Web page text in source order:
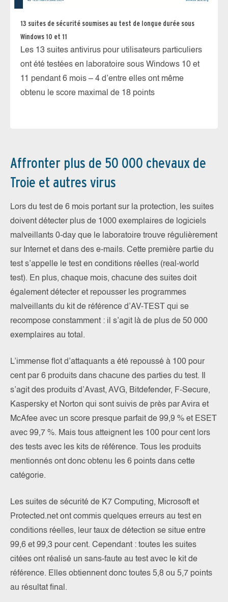
13 suites de sécurité soumises au test de longue durée sous
Windows 10 et 11
Les 13 suites antivirus pour utilisateurs particuliers
ont été testées en laboratoire sous Windows 10 et
11 pendant 6 mois – 4 d’entre elles ont même
obtenu le score maximal de 18 points
Affronter plus de 50 000 chevaux de
Troie et autres virus
Lors du test de 6 mois portant sur la protection, les suites
doivent détecter plus de 1000 exemplaires de logiciels
malveillants 0-day que le laboratoire trouve régulièrement
sur Internet et dans des e-mails. Cette première partie du
test s’appelle le test en conditions réelles (real-world
test). En plus, chaque mois, chacune des suites doit
également détecter et repousser les programmes
malveillants du kit de référence d’AV-TEST qui se
recompose constamment : il s’agit là de plus de 50 000
exemplaires au total.
L’immense flot d’attaquants a été repoussé à 100 pour
cent par 6 produits dans chacune des parties du test. Il
s’agit des produits d’Avast, AVG, Bitdefender, F-Secure,
Kaspersky et Norton qui sont suivis de près par Avira et
McAfee avec un score presque parfait de 99,9 % et ESET
avec 99,7 %. Mais tous atteignent les 100 pour cent lors
des tests avec les kits de référence. Tous les produits
mentionnés ont donc obtenu les 6 points dans cette
catégorie.
Les suites de sécurité de K7 Computing, Microsoft et
Protected.net ont commis quelques erreurs au test en
conditions réelles, leur taux de détection se situe entre
99,6 et 99,3 pour cent. Cependant : toutes les suites
citées ont réalisé un sans-faute au test avec le kit de
référence. Elles obtiennent donc toutes 5,8 ou 5,7 points
au résultat final.